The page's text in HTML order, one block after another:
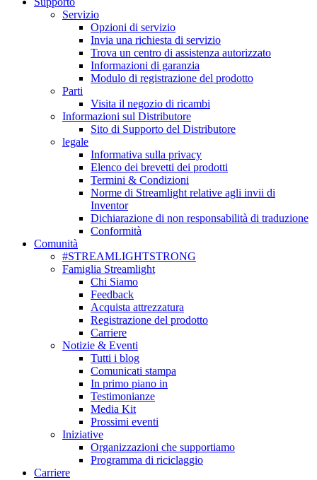
Servizio
Opzioni di servizio
Invia una richiesta di servizio
Trova un centro di assistenza autorizzato
Informazioni di garanzia
Modulo di registrazione del prodotto
Parti
Visita il negozio di ricambi
Informazioni sul Distributore
Sito di Supporto del Distributore
legale
Informativa sulla privacy
Elenco dei brevetti dei prodotti
Termini & Condizioni
Norme di Streamlight relative agli invii di
Inventor
Dichiarazione di non responsabilità di traduzione
Conformità
Comunità
#STREAMLIGHTSTRONG
Famiglia Streamlight
Chi Siamo
Feedback
Acquista attrezzatura
Registrazione del prodotto
Carriere
Notizie & Eventi
Tutti i blog
Comunicati stampa
In primo piano in
Testimonianze
Media Kit
Prossimi eventi
Iniziative
Organizzazioni che supportiamo
Programma di riciclaggio
Carriere